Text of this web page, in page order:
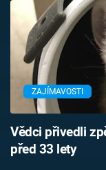
Přihlášení
Sledujte nás
ZAJÍMAVOSTI
Vědci přivedli
před 33 lety